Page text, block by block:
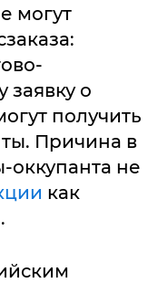
могут
о
получить
Причина в
оккупанта не
как